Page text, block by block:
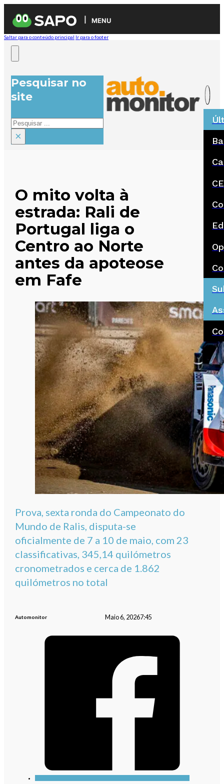
MENU
Saltar para o conteúdo principal Ir para o footer
Pesquisar no
site
Pesquisar
×
O mito volta à
estrada: Rali de
Portugal liga o
Centro ao Norte
antes da apoteose
em Fafe
Prova, sexta ronda do Campeonato do
Mundo de Ralis, disputa-se
oficialmente de 7 a 10 de maio, com 23
classificativas, 345,14 quilómetros
cronometrados e cerca de 1.862
quilómetros no total
Automonitor Maio 6, 20267:45